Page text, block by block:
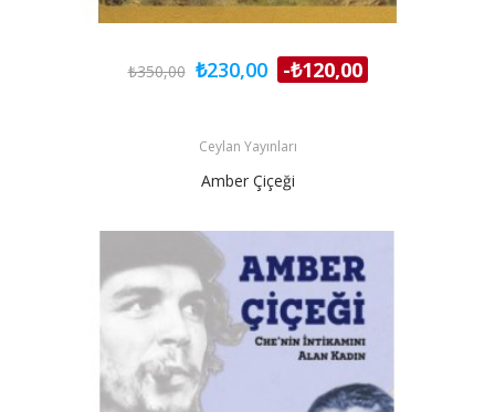
₺350,00 ₺230,00 -₺120,00
Ceylan Yayınları
Amber Çiçeği